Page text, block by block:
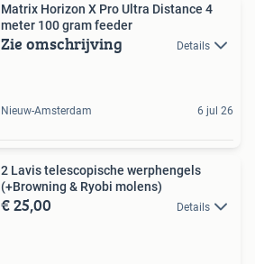
Matrix Horizon X Pro Ultra Distance 4
meter 100 gram feeder
Zie omschrijving Details
Nieuw-Amsterdam 6 jul 26
2 Lavis telescopische werphengels
(+Browning & Ryobi molens)
€ 25,00 Details